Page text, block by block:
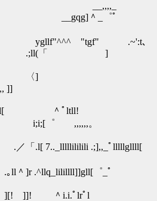
＾_゜ﾟ
"tgf" .~':t､
「 ]
]
]]
゛.l[ ＾ﾟltll!
,,,,,,。
.;],,_ﾟlllllgllll[
゜_ﾟ
i.i.ﾟlrﾟl